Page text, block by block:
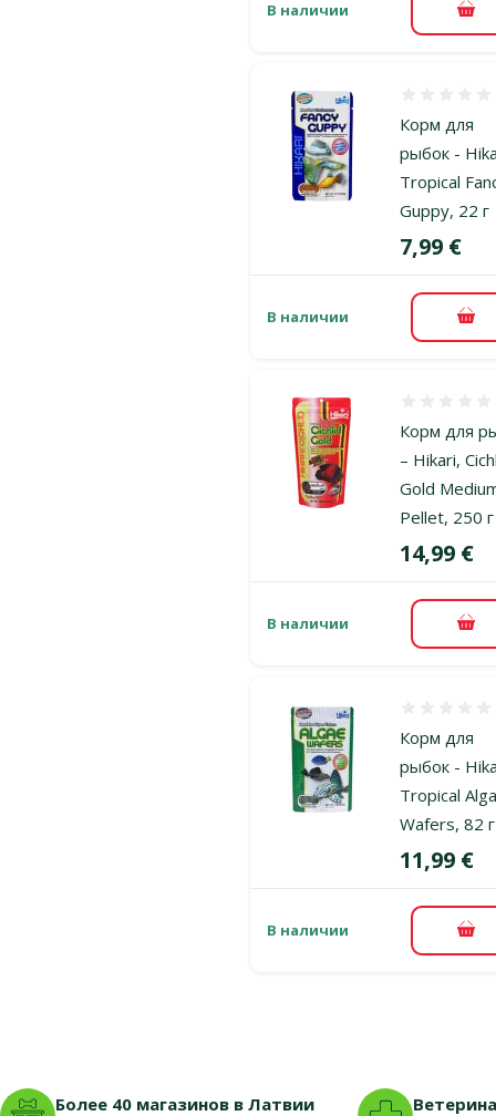
В наличии В
Корм для
рыбок -
Tropical
Guppy, 22 г
Цена
7,99 €
В наличии В
Корм для
– Hikari,
Gold
Pellet, 250 г
Цена
14,99 €
В наличии В
Корм для
рыбок -
Tropical
Wafers, 82 г
Цена
11,99 €
В наличии В
Более 40 магазинов в Латвии